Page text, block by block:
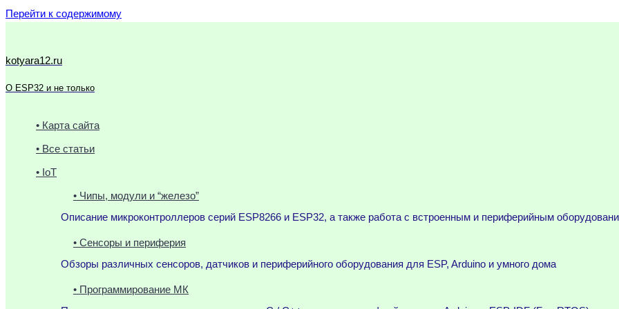
Перейти к содержимому
kotyara12.ru
О ESP32 и не только
• Карта сайта
• Все статьи
• IoT
• Чипы, модули и “железо”
Описание микроконтроллеров серий ESP8266 и ESP32, а также работа с встроенным и периферийным
• Сенсоры и периферия
Обзоры различных сенсоров, датчиков и периферийного оборудования для ESP, Arduino и умного дома
• Программирование МК